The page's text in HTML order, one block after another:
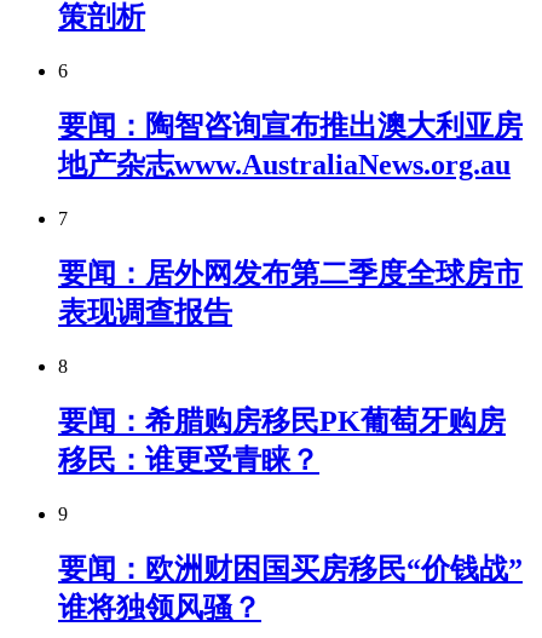
策剖析
6
要闻：陶智咨询宣布推出澳大利亚房
地产杂志www.AustraliaNews.org.au
7
要闻：居外网发布第二季度全球房市
表现调查报告
8
要闻：希腊购房移民PK葡萄牙购房
移民：谁更受青睐？
9
要闻：欧洲财困国买房移民“价钱战”
谁将独领风骚？